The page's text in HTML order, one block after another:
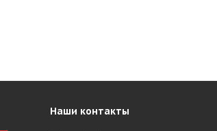
Наши контакты